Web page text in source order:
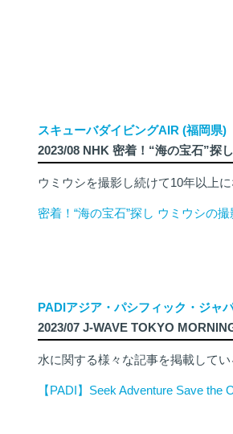
スキューバダイビングAIR (福岡県)
2023/08 NHK 密着！“海の宝石”探
ウミウシを撮影し続けて10年以上
密着！“海の宝石”探し ウミウシの
PADIアジア・パシフィック・ジャ
2023/07 J-WAVE TOKYO
水に関する様々な記事を掲載して
【PADI】Seek Adventure Save